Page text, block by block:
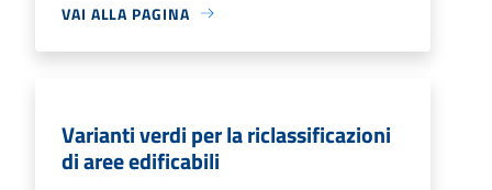
VAI ALLA PAGINA
Varianti verdi per la riclassificazioni
di aree edificabili